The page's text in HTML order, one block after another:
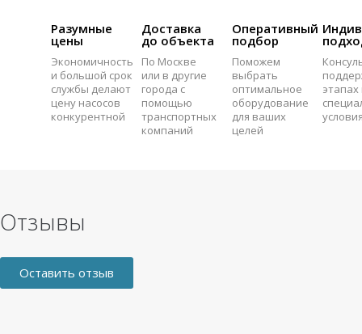
Разумные
цены
Экономичность
и большой срок
службы делают
цену насосов
конкурентной
Доставка
до объекта
По Москве
или в другие
города с
помощью
транспортных
компаний
Оперативный
подбор
Поможем
выбрать
оптимальное
оборудование
для ваших
целей
этапах
Отзывы
Оставить отзыв